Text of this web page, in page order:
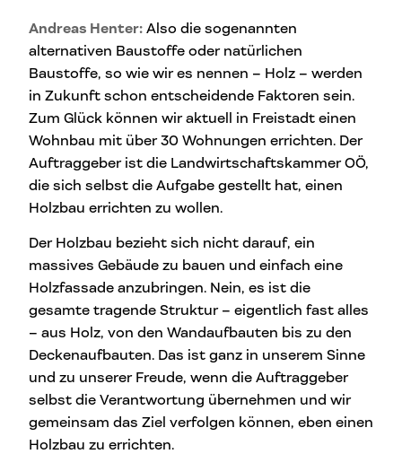
Andreas Henter: Also die sogenannten
alternativen Baustoffe oder natürlichen
Baustoffe, so wie wir es nennen – Holz – werden
in Zukunft schon entscheidende Faktoren sein.
Zum Glück können wir aktuell in Freistadt einen
Wohnbau mit über 30 Wohnungen errichten. Der
Auftraggeber ist die Landwirtschaftskammer OÖ,
die sich selbst die Aufgabe gestellt hat, einen
Holzbau errichten zu wollen.
Der Holzbau bezieht sich nicht darauf, ein
massives Gebäude zu bauen und einfach eine
Holzfassade anzubringen. Nein, es ist die
gesamte tragende Struktur – eigentlich fast alles
– aus Holz, von den Wandaufbauten bis zu den
Deckenaufbauten. Das ist ganz in unserem Sinne
und zu unserer Freude, wenn die Auftraggeber
selbst die Verantwortung übernehmen und wir
gemeinsam das Ziel verfolgen können, eben einen
Holzbau zu errichten.